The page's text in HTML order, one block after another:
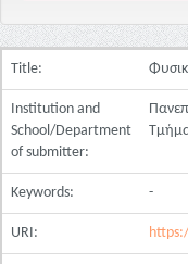
Title:
Institution and
School/Department
of submitter:
Keywords: -
URI: